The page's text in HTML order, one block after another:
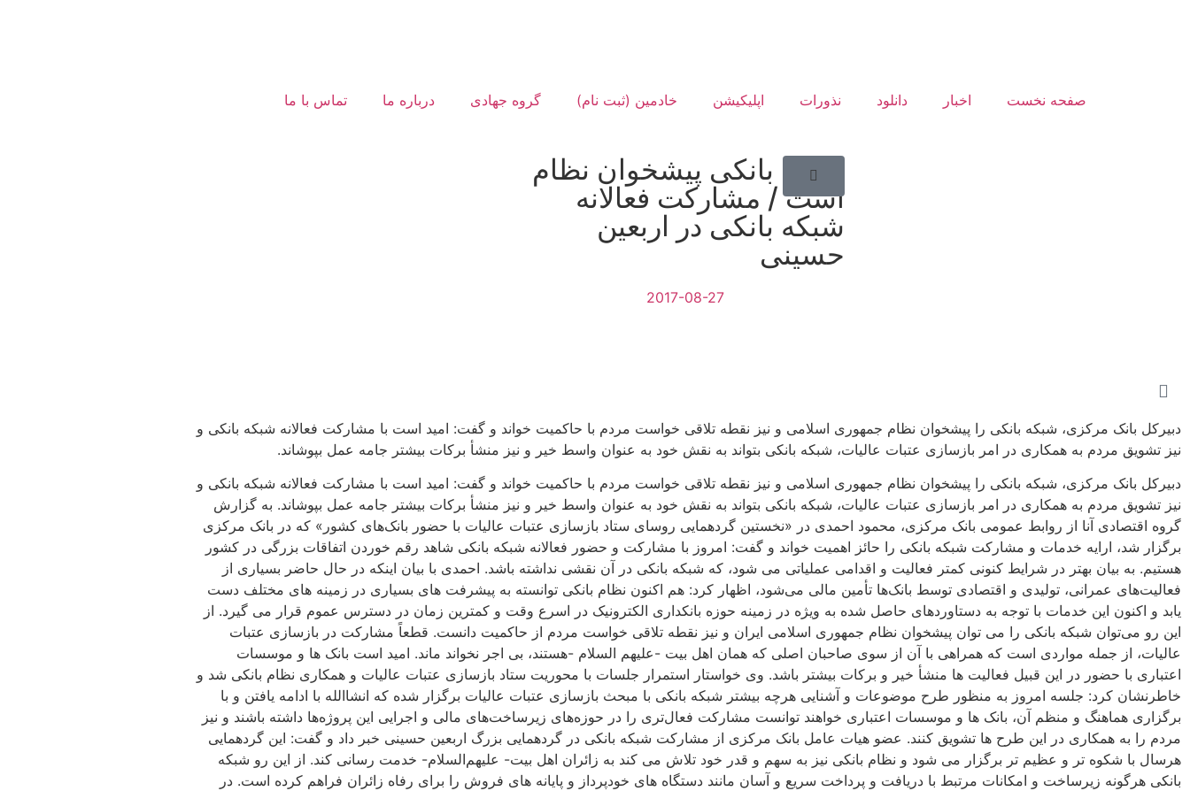
صفحه نخست اخبار دانلود نذورات اپلیکیشن خادمین (ثبت نام) گروه جهادی درباره ما تماس با ما
شبکه بانکی پیشخوان نظام
است / مشارکت فعالانه
شبکه بانکی در اربعین
حسینی
2017-08-27
دبیرکل بانک مرکزی، شبکه بانکی را پیشخوان نظام جمهوری اسلامی و نیز نقطه تلاقی خواست مردم با حاکمیت خواند و گفت: امید است با مشارکت فعالانه شبکه بانکی و
نیز تشویق مردم به همکاری در امر بازسازی عتبات عالیات، شبکه بانکی بتواند به نقش خود به عنوان واسط خیر و نیز منشأ برکات بیشتر جامه عمل بپوشاند.
دبیرکل بانک مرکزی، شبکه بانکی را پیشخوان نظام جمهوری اسلامی و نیز نقطه تلاقی خواست مردم با حاکمیت خواند و گفت: امید است با مشارکت فعالانه شبکه بانکی و
نیز تشویق مردم به همکاری در امر بازسازی عتبات عالیات، شبکه بانکی بتواند به نقش خود به عنوان واسط خیر و نیز منشأ برکات بیشتر جامه عمل بپوشاند. به گزارش
گروه اقتصادی آنا از روابط عمومی بانک مرکزی، محمود احمدی در «نخستین گردهمایی روسای ستاد بازسازی عتبات عالیات با حضور بانک‌های کشور» که در بانک مرکزی
برگزار شد، ارایه خدمات و مشارکت شبکه بانکی را حائز اهمیت خواند و گفت: امروز با مشارکت و حضور فعالانه شبکه بانکی شاهد رقم خوردن اتفاقات بزرگی در کشور
هستیم. به بیان بهتر در شرایط کنونی کمتر فعالیت و اقدامی عملیاتی می شود، که شبکه بانکی در آن نقشی نداشته باشد. احمدی با بیان اینکه در حال حاضر بسیاری از
فعالیت‌های عمرانی، تولیدی و اقتصادی توسط بانک‌ها تأمین مالی می‌شود، اظهار کرد: هم اکنون نظام بانکی توانسته به پیشرفت های بسیاری در زمینه های مختلف دست
یابد و اکنون این خدمات با توجه به دستاوردهای حاصل شده به ویژه در زمینه حوزه بانکداری الکترونیک در اسرع وقت و کمترین زمان در دسترس عموم قرار می گیرد. از
این رو می‌توان شبکه بانکی را می توان پیشخوان نظام جمهوری اسلامی ایران و نیز نقطه تلاقی خواست مردم از حاکمیت دانست. قطعاً مشارکت در بازسازی عتبات
عالیات، از جمله مواردی است که همراهی با آن از سوی صاحبان اصلی که همان اهل بیت -علیهم السلام -هستند، بی اجر نخواند ماند. امید است بانک ها و موسسات
اعتباری با حضور در این قبیل فعالیت ها منشأ خیر و برکات بیشتر باشد. وی خواستار استمرار جلسات با محوریت ستاد بازسازی عتبات عالیات و همکاری نظام بانکی شد و
خاطرنشان کرد: جلسه امروز به منظور طرح موضوعات و آشنایی هرچه بیشتر شبکه بانکی با مبحث بازسازی عتبات عالیات برگزار شده که انشاالله با ادامه یافتن و با
برگزاری هماهنگ و منظم آن، بانک ها و موسسات اعتباری خواهند توانست مشارکت فعال‌تری را در حوزه‌های زیرساخت‌های مالی و اجرایی این پروژه‌ها داشته باشند و نیز
مردم را به همکاری در این طرح ها تشویق کنند. عضو هیات عامل بانک مرکزی از مشارکت شبکه بانکی در گردهمایی بزرگ اربعین حسینی خبر داد و گفت: این گردهمایی
هرسال با شکوه تر و عظیم تر برگزار می شود و نظام بانکی نیز به سهم و قدر خود تلاش می کند به زائران اهل بیت- علیهم‌السلام- خدمت رسانی کند. از این رو شبکه
بانکی هرگونه زیرساخت و امکانات مرتبط با دریافت و پرداخت سریع و آسان مانند دستگاه های خودپرداز و پایانه های فروش را برای رفاه زائران فراهم کرده است. در